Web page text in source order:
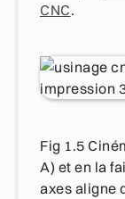
CNC.
Fig 1.5
A) et en la
axes aligne